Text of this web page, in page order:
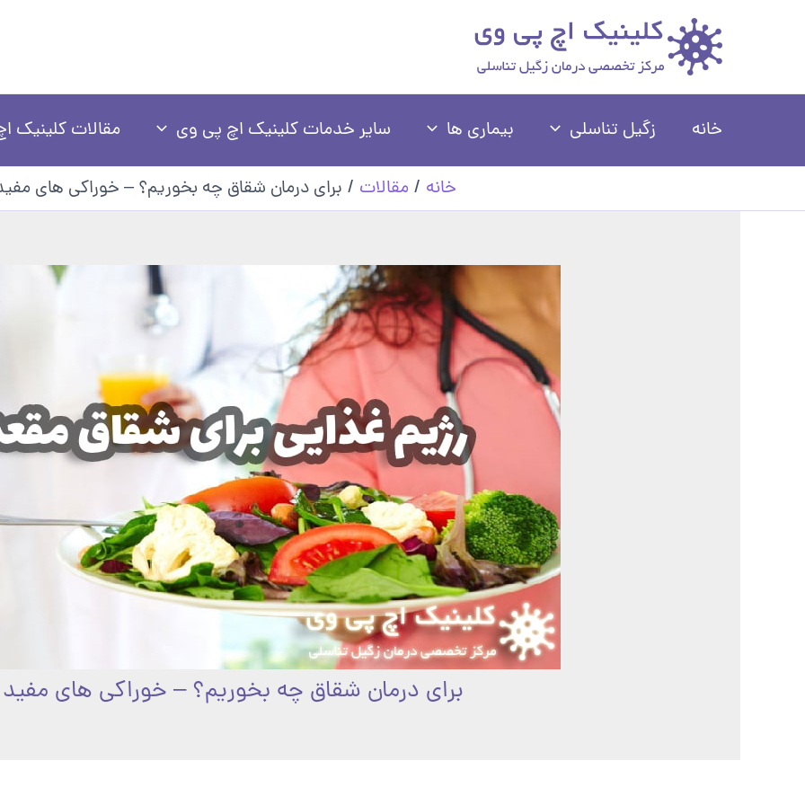
خانه
زگیل تناسلی بیماری ها سایر خدمات کلینیک اچ پی وی مقالات کلینیک
خانه مقالات برای درمان شقاق چه بخوریم؟ – خوراکی های
برای درمان شقاق چه بخوریم؟ – خوراکی های